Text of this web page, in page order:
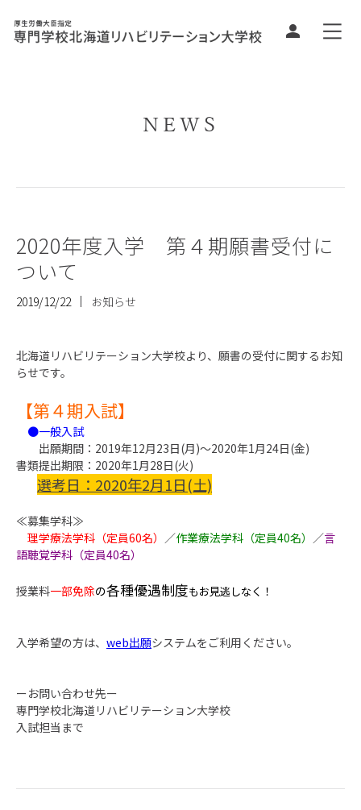
NEWS
2020年度入学 第４期願書受付に
ついて
2019/12/22 お知らせ
北海道リハビリテーション大学校より、願書の受付に関するお知
らせです。
【第４期入試】
●一般入試
出願期間：2019年12月23日(月)～2020年1月24日(金)
書類提出期限：2020年1月28日(火)
選考日：2020年2月1日(土)
≪募集学科≫
理学療法学科（定員60名） ／作業療法学科（定員40名） ／言
語聴覚学科（定員40名）
授業料一部免除の各種優遇制度もお見逃しなく！
入学希望の方は、 web出願システムをご利用ください。
ーお問い合わせ先ー
専門学校北海道リハビリテーション大学校
入試担当まで